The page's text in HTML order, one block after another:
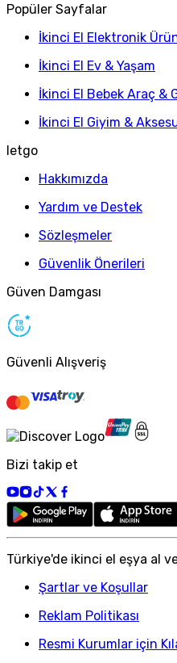
Popüler Sayfalar
İkinci El Elektronik
İkinci El Ev & Yaşam
İkinci El Bebek Araç &
İkinci El Giyim &
letgo
Hakkımızda
Yardım ve Destek
Sözleşmeler
Güvenlik Önerileri
Güven Damgası
Güvenli Alışveriş
Bizi takip et
Türkiye'de ikinci el eşya al
Şartlar ve Koşullar
Reklam Politikası
Resmi Kurumlar için